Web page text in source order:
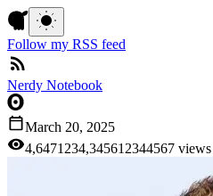
Follow my RSS feed
Nerdy Notebook
March 20, 2025
4,6471 234,34561 2344567 views